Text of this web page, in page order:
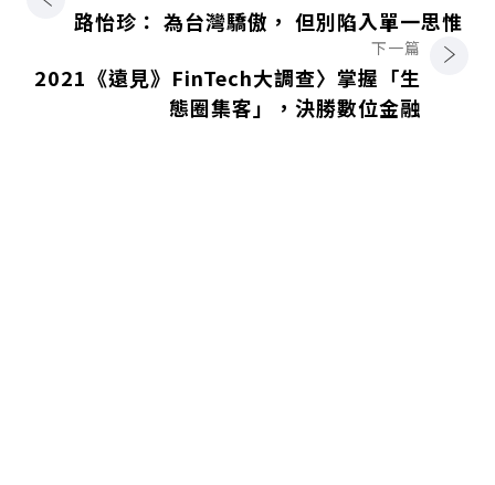
路怡珍： 為台灣驕傲， 但別陷入單一思惟
下一篇
2021《遠見》FinTech大調查〉掌握「生
態圈集客」，決勝數位金融